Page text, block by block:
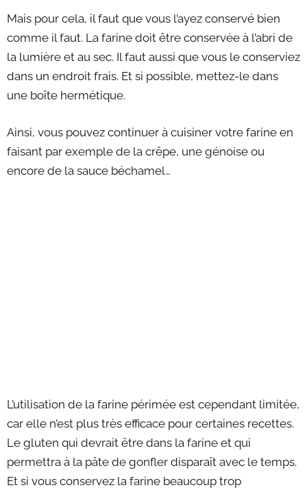
Mais pour cela, il faut que vous l’ayez conservé bien
comme il faut. La farine doit être conservée à l’abri de
la lumière et au sec. Il faut aussi que vous le conserviez
dans un endroit frais. Et si possible, mettez-le dans
une boîte hermétique.
Ainsi, vous pouvez continuer à cuisiner votre farine en
faisant par exemple de la crêpe, une génoise ou
encore de la sauce béchamel…
L’utilisation de la farine périmée est cependant limitée,
car elle n’est plus très efficace pour certaines recettes.
Le gluten qui devrait être dans la farine et qui
permettra à la pâte de gonfler disparaît avec le temps.
Et si vous conservez la farine beaucoup trop